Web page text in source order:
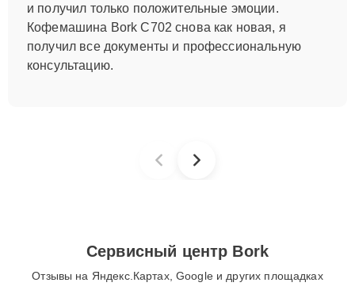
и получил только положительные эмоции.
Кофемашина Bork C702 снова как новая, я
получил все документы и профессиональную
консультацию.
Сервисный центр Bork
Отзывы на Яндекс.Картах, Google и других площадках